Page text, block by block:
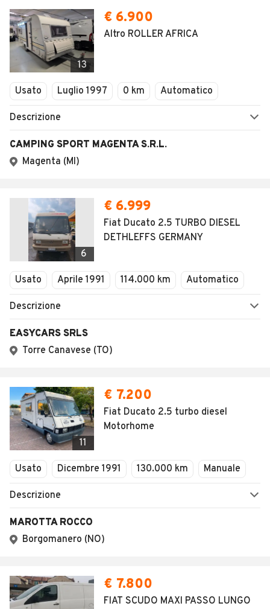
13
€ 6.900
Altro ROLLER AFRICA
Usato Luglio 1997 0 km Automatico
Descrizione
CAMPING SPORT MAGENTA S.R.L.
Magenta (MI)
6
€ 6.999
Fiat Ducato 2.5 TURBO DIESEL
DETHLEFFS GERMANY
Usato Aprile 1991 114.000 km Automatico
Descrizione
EASYCARS SRLS
Torre Canavese (TO)
11
€ 7.200
Fiat Ducato 2.5 turbo diesel
Motorhome
Usato Dicembre 1991 130.000 km Manuale
Descrizione
MAROTTA ROCCO
Borgomanero (NO)
€ 7.800
FIAT SCUDO MAXI PASSO LUNGO